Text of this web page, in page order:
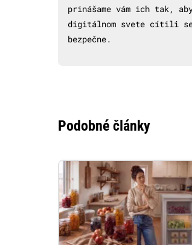
prinášame vám ich tak,
digitálnom svete cítili
bezpečne.
Podobné články